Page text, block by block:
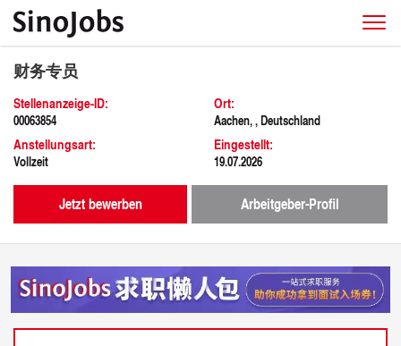
财务专员
Stellenanzeige-ID:
00063854
Ort:
Aachen, , Deutschland
Anstellungsart:
Vollzeit
Eingestellt:
19.07.2026
Jetzt bewerben Arbeitgeber-Profil